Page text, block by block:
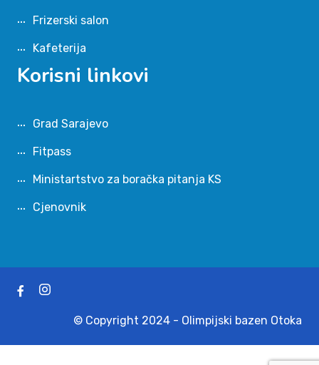
Frizerski salon
Kafeterija
Korisni linkovi
Grad Sarajevo
Fitpass
Ministartstvo za boračka pitanja KS
Cjenovnik
© Copyright 2024 - Olimpijski bazen Otoka